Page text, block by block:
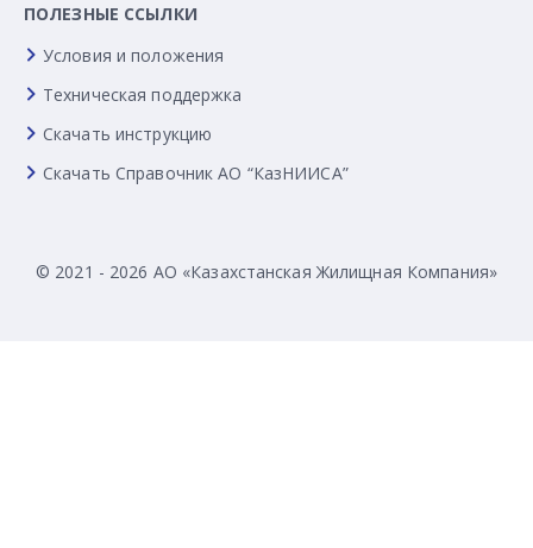
ПОЛЕЗНЫЕ ССЫЛКИ
Условия и положения
Техническая поддержка
Скачать инструкцию
Скачать Справочник АО “КазНИИСА”
© 2021 - 2026 АО «Казахстанская Жилищная Компания»